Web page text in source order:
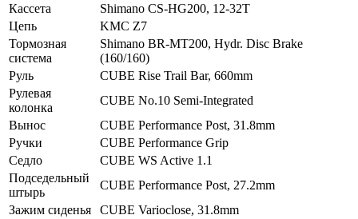
Кассета
Shimano CS-HG200, 12-32T
Цепь
KMC Z7
Тормозная
система
Shimano BR-MT200, Hydr. Disc Brake
(160/160)
Руль
CUBE Rise Trail Bar, 660mm
Рулевая
колонка
CUBE No.10 Semi-Integrated
Вынос
CUBE Performance Post, 31.8mm
Ручки
CUBE Performance Grip
Седло
CUBE WS Active 1.1
Подседельный
штырь
CUBE Performance Post, 27.2mm
Зажим сиденья
CUBE Varioclose, 31.8mm